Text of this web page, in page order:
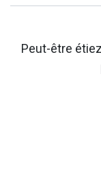
Peut-être